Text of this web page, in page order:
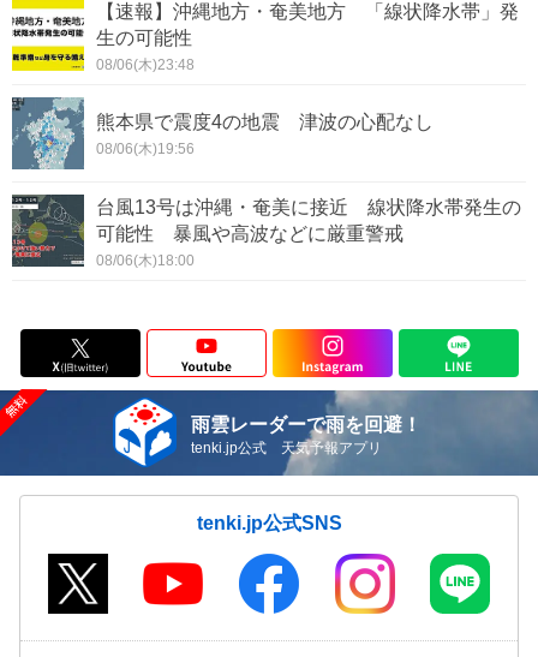
【速報】沖縄地方・奄美地方 「線状降水帯」発
生の可能性
08/06(木)23:48
熊本県で震度4の地震 津波の心配なし
08/06(木)19:56
台風13号は沖縄・奄美に接近 線状降水帯発生の
可能性 暴風や高波などに厳重警戒
08/06(木)18:00
雨雲レーダーで雨を回避！
tenki.jp公式 天気予報アプリ
tenki.jp公式SNS